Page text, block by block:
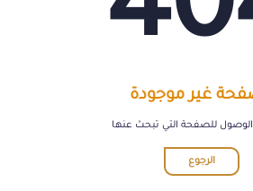
غير موجودة
الوصول للصفحة التي تبحث عنها
الرجوع